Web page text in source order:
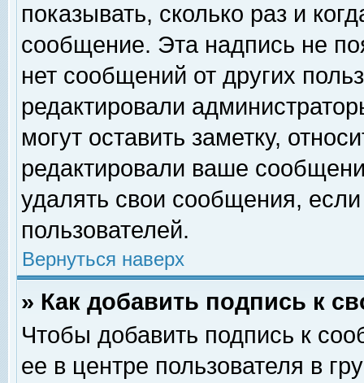
показывать, сколько раз и
сообщение. Эта надпись не
нет сообщений от других
редактировали
могут оставить заметку,
редактировали ваше
удалять свои сообщения,
пользователей.
Вернуться наверх
» Как добавить подпись к
Чтобы добавить подпись к
ее в центре пользователя в